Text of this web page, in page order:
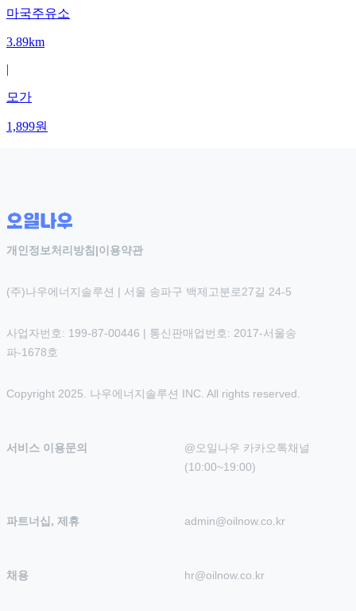
마국주유소
3.89km
|
모가
1,899원
개인정보처리방침 |이용약관
(주)나우에너지솔루션 | 서울 송파구 백제고분로27길 24-5
사업자번호: 199-87-00446 | 통신판매업번호: 2017-서울송
파-1678호
Copyright 2025. 나우에너지솔루션 INC. All rights reserved.
서비스 이용문의
@오일나우 카카오톡채널
(10:00~19:00)
파트너십, 제휴 admin@oilnow.co.kr
채용 hr@oilnow.co.kr